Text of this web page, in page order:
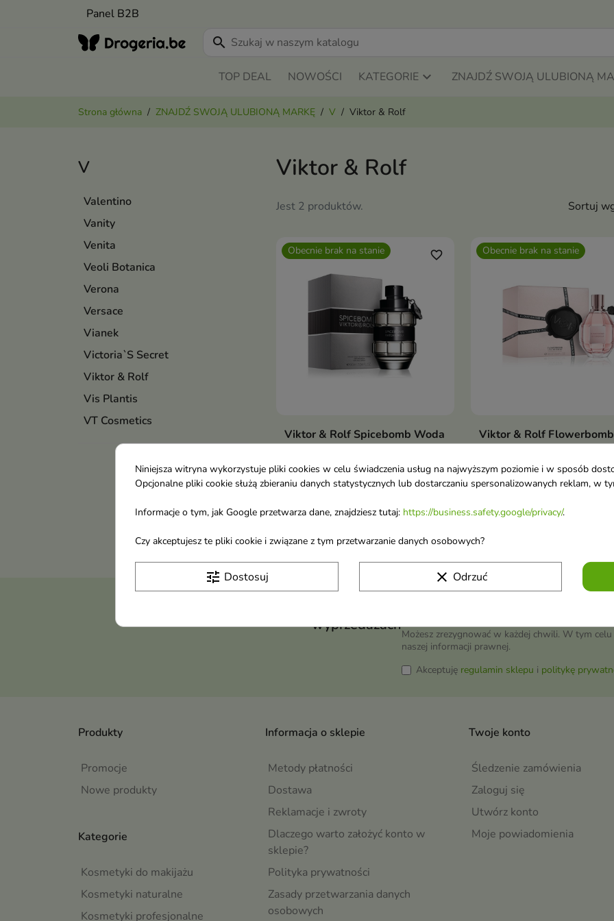
Panel B2B
search
TOP DEAL NOWOŚCI KATEGORIE ZNAJDŹ SWOJĄ ULUBIONĄ
Strona główna ZNAJDŹ SWOJĄ ULUBIONĄ MARKĘ V Viktor & Rolf
V
Valentino
Vanity
Venita
Veoli Botanica
Verona
Versace
Vianek
Victoria`S Secret
Viktor & Rolf
Vis Plantis
VT Cosmetics
Viktor & Rolf
Jest 2 produktów. Sortuj
Obecnie brak na stanie
Pokaż szczegóły
favorite_border
Viktor & Rolf Spicebomb Woda
ml
72,00 €
Obecnie brak na stanie
Pokaż szczegóły
Viktor & Rolf Flowerbomb
100 ml
82,00 €
wyprzedażach
Możesz zrezygnować w każdej chwili. W tym celu
naszej informacji prawnej.
Akceptuję regulamin sklepu i politykę
Produkty
Promocje
Nowe produkty
Informacja o sklepie
Metody płatności
Dostawa
Reklamacje i zwroty
Dlaczego warto założyć konto w
sklepie?
Polityka prywatności
Zasady przetwarzania danych
osobowych
Kategorie
Kosmetyki do makijażu
Kosmetyki naturalne
Kosmetyki profesjonalne
Twoje konto
Śledzenie zamówienia
Zaloguj się
Utwórz konto
Moje powiadomienia
Niniejsza witryna wykorzystuje pliki cookies w celu świadczenia usług na najwyższym poziomie i w sposób
Opcjonalne pliki cookie służą zbieraniu danych statystycznych lub dostarczaniu spersonalizowanych reklam, w
Informacje o tym, jak Google przetwarza dane, znajdziesz tutaj: https://business.safety.google/privacy/.
Czy akceptujesz te pliki cookie i związane z tym przetwarzanie danych osobowych?
tune Dostosuj clear Odrzuć